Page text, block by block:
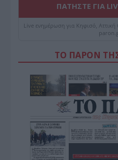
ΠΑΤΗΣΤΕ ΓΙΑ
Live ενημέρωση για Κηφισό,
ΤΟ ΠΑΡΟΝ